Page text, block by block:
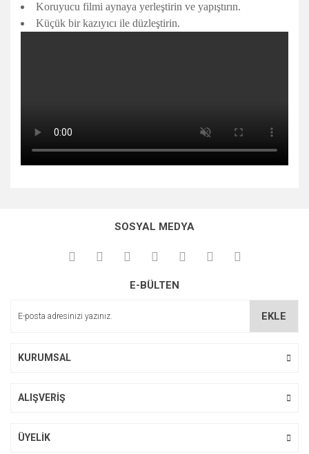
Koruyucu filmi aynaya yerleştirin ve yapıştırın.
Küçük bir kazıyıcı ile düzleştirin.
kullanarak tarafımıza iletebilirsiniz.
Görüş ve önerileriniz için teşekkür ederiz.
Ürün açıklamasında eksik bilgiler bulunuyor.
SOSYAL MEDYA
E-BÜLTEN
EKLE
KURUMSAL
ALIŞVERİŞ
ÜYELİK